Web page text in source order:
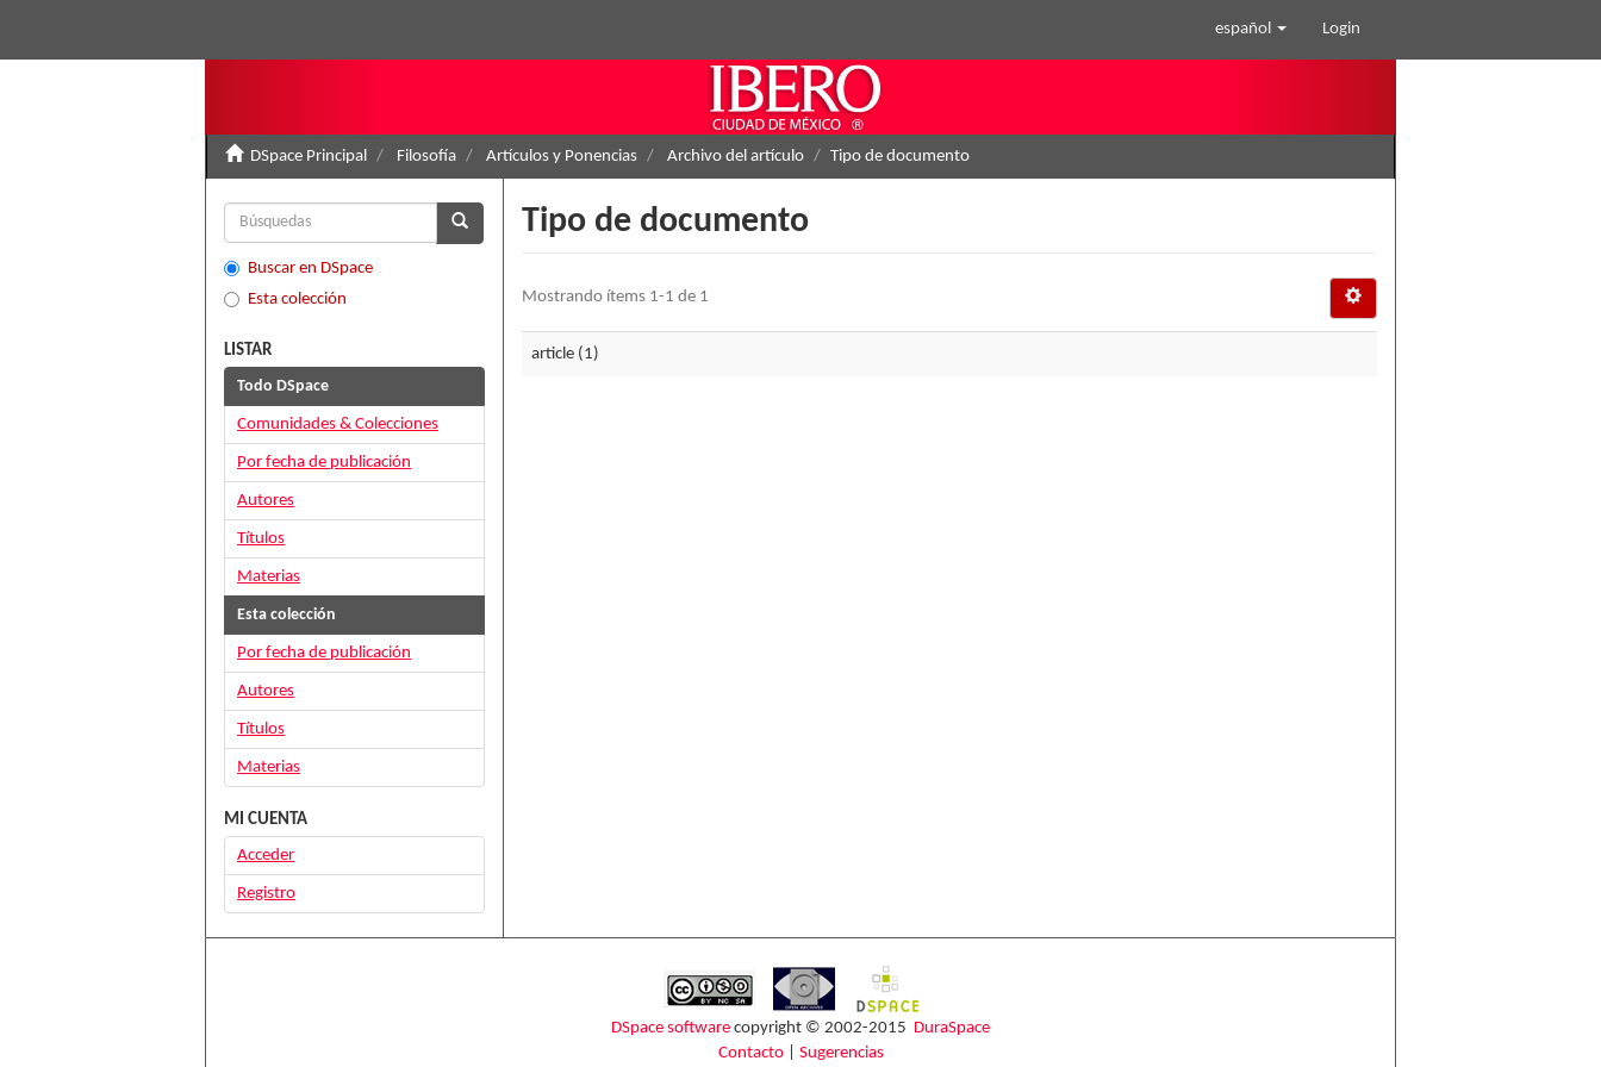
español Login
DSpace Principal Filosofía Artículos y Ponencias Archivo del artículo Tipo de documento
Tipo de documento
Mostrando ítems 1-1 de 1
article (1)
Buscar en DSpace
Esta colección
LISTAR
Todo DSpace
Comunidades & Colecciones
Por fecha de publicación
Autores
Títulos
Materias
Esta colección
Por fecha de publicación
Autores
Títulos
Materias
MI CUENTA
Acceder
Registro
DSpace software copyright © 2002-2015 DuraSpace
Contacto| Sugerencias